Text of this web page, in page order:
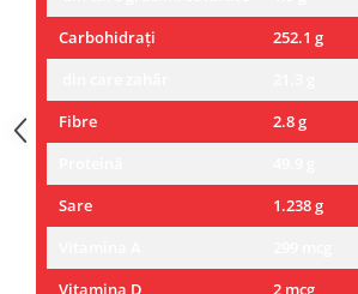
Carbohidrați
252.1 g
Fibre
2.8 g
Sare
1.238 g
Vitamina D
2 mcg